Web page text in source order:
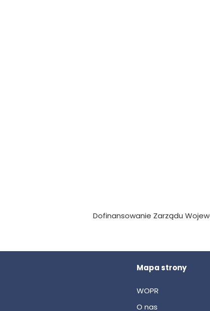
Dofinansowanie Zarządu
Mapa strony
WOPR
O nas